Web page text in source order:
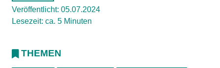
Veröffentlicht: 05.07.2024
Lesezeit: ca. 5 Minuten
THEMEN